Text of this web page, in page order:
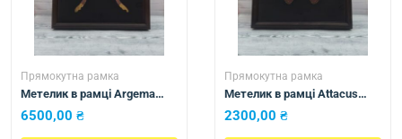
Прямокутна рамка
Метелик в рамці Argema
mittrei
6500,00 ₴
Прямокутна рамка
Метелик в рамці Attacus
atlas m
2300,00 ₴